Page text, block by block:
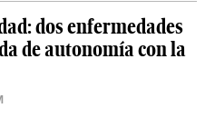
dos enfermedades
de autonomía con la